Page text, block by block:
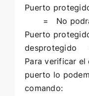
Puerto
= No
Puerto
desprotegido
Para verificar
puerto lo
comando: